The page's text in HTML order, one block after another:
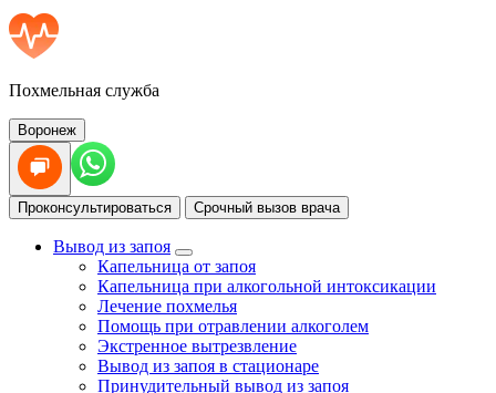
Похмельная служба
Воронеж
Проконсультироваться Срочный вызов врача
Вывод из запоя
Капельница от запоя
Капельница при алкогольной интоксикации
Лечение похмелья
Помощь при отравлении алкоголем
Экстренное вытрезвление
Вывод из запоя в стационаре
Принудительный вывод из запоя